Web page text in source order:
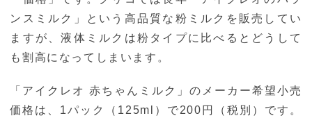
ンスミルク」という高品質な粉ミルクを販売してい
ますが、液体ミルクは粉タイプに比べるとどうして
も割高になってしまいます。
「アイクレオ 赤ちゃんミルク」のメーカー希望小売
価格は、1パック（125ml）で200円（税別）です。